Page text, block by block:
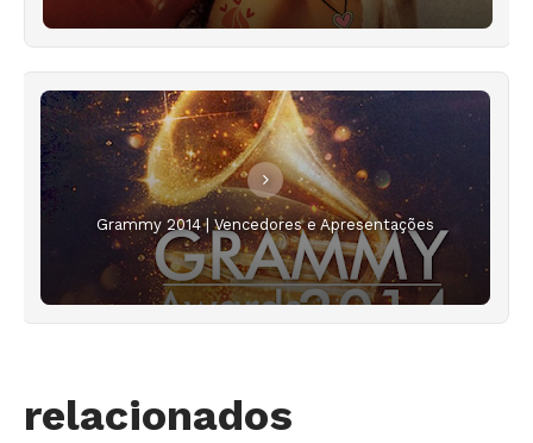
Grammy 2014 | Vencedores e Apresentações
relacionados